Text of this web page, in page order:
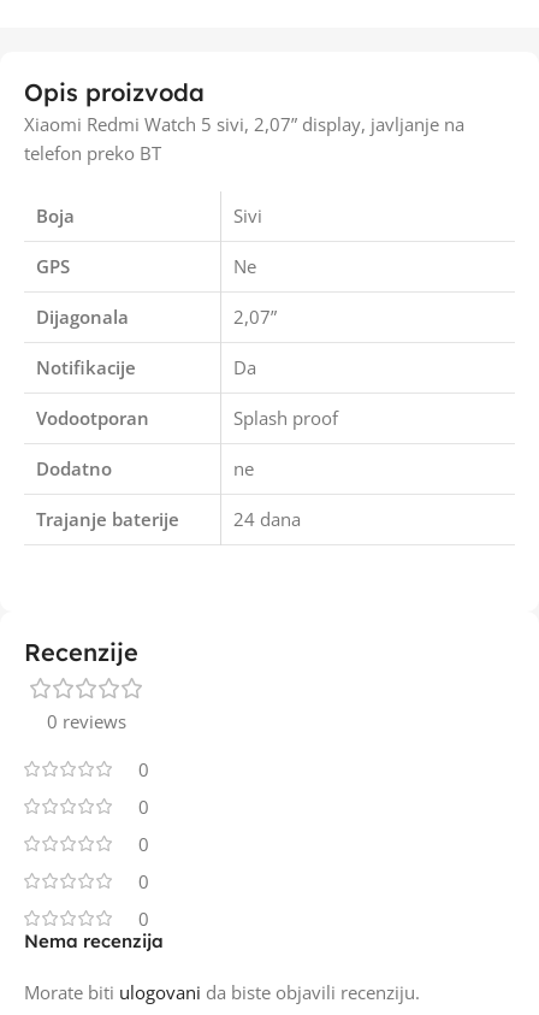
Opis proizvoda
Xiaomi Redmi Watch 5 sivi, 2,07” display, javljanje na
telefon preko BT
Boja Sivi
GPS Ne
Dijagonala 2,07”
Notifikacije Da
Vodootporan Splash proof
Dodatno ne
Trajanje baterije 24 dana
Recenzije
0 reviews
0
0
0
0
0
Nema recenzija
Morate biti ulogovani da biste objavili recenziju.